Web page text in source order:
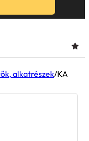
alkatrészek/KA